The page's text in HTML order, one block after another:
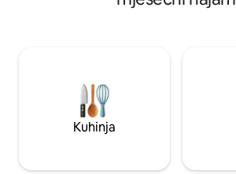
Kuhinja